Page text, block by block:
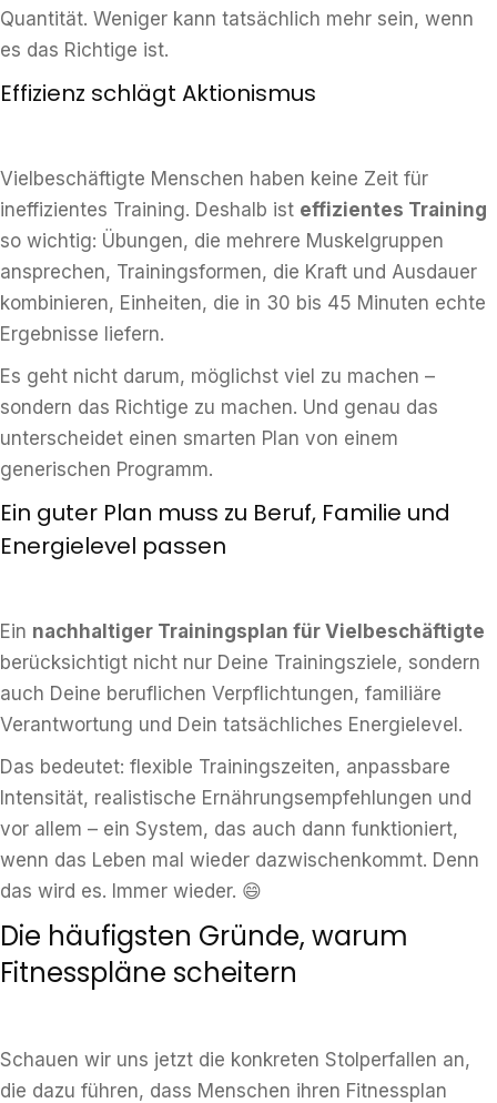
Quantität. Weniger kann tatsächlich mehr sein, wenn
es das Richtige ist.
Effizienz schlägt Aktionismus
Vielbeschäftigte Menschen haben keine Zeit für
ineffizientes Training. Deshalb ist effizientes Training
so wichtig: Übungen, die mehrere Muskelgruppen
ansprechen, Trainingsformen, die Kraft und Ausdauer
kombinieren, Einheiten, die in 30 bis 45 Minuten echte
Ergebnisse liefern.
Es geht nicht darum, möglichst viel zu machen –
sondern das Richtige zu machen. Und genau das
unterscheidet einen smarten Plan von einem
generischen Programm.
Ein guter Plan muss zu Beruf, Familie und
Energielevel passen
Ein nachhaltiger Trainingsplan für Vielbeschäftigte
berücksichtigt nicht nur Deine Trainingsziele, sondern
auch Deine beruflichen Verpflichtungen, familiäre
Verantwortung und Dein tatsächliches Energielevel.
Das bedeutet: flexible Trainingszeiten, anpassbare
Intensität, realistische Ernährungsempfehlungen und
vor allem – ein System, das auch dann funktioniert,
wenn das Leben mal wieder dazwischenkommt. Denn
das wird es. Immer wieder. 😄
Die häufigsten Gründe, warum
Fitnesspläne scheitern
Schauen wir uns jetzt die konkreten Stolperfallen an,
die dazu führen, dass Menschen ihren Fitnessplan